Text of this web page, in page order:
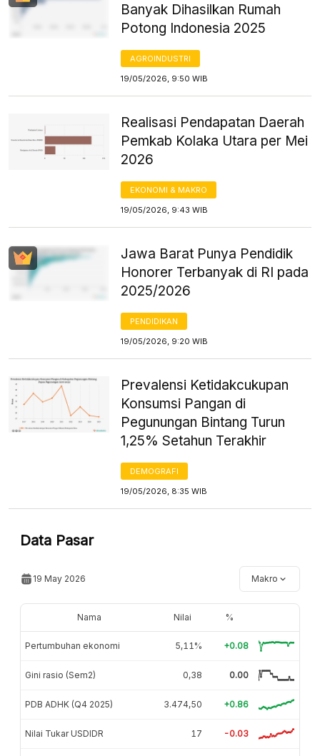
Banyak Dihasilkan Rumah
Potong Indonesia 2025
AGROINDUSTRI
19/05/2026, 9:50 WIB
Realisasi Pendapatan Daerah
Pemkab Kolaka Utara per Mei
2026
EKONOMI & MAKRO
19/05/2026, 9:43 WIB
Jawa Barat Punya Pendidik
Honorer Terbanyak di RI pada
2025/2026
PENDIDIKAN
19/05/2026, 9:20 WIB
Prevalensi Ketidakcukupan
Konsumsi Pangan di
Pegunungan Bintang Turun
1,25% Setahun Terakhir
DEMOGRAFI
19/05/2026, 8:35 WIB
Data Pasar
19 May 2026 Makro
Nama Nilai %
Pertumbuhan ekonomi 5,11% +0.08
Gini rasio (Sem2) 0,38 0.00
PDB ADHK (Q4 2025) 3.474,50 +0.86
Nilai Tukar USDIDR 17 -0.03